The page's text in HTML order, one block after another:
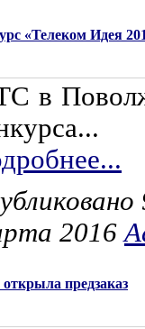
«Телеком Идея
в
2016
предзаказ